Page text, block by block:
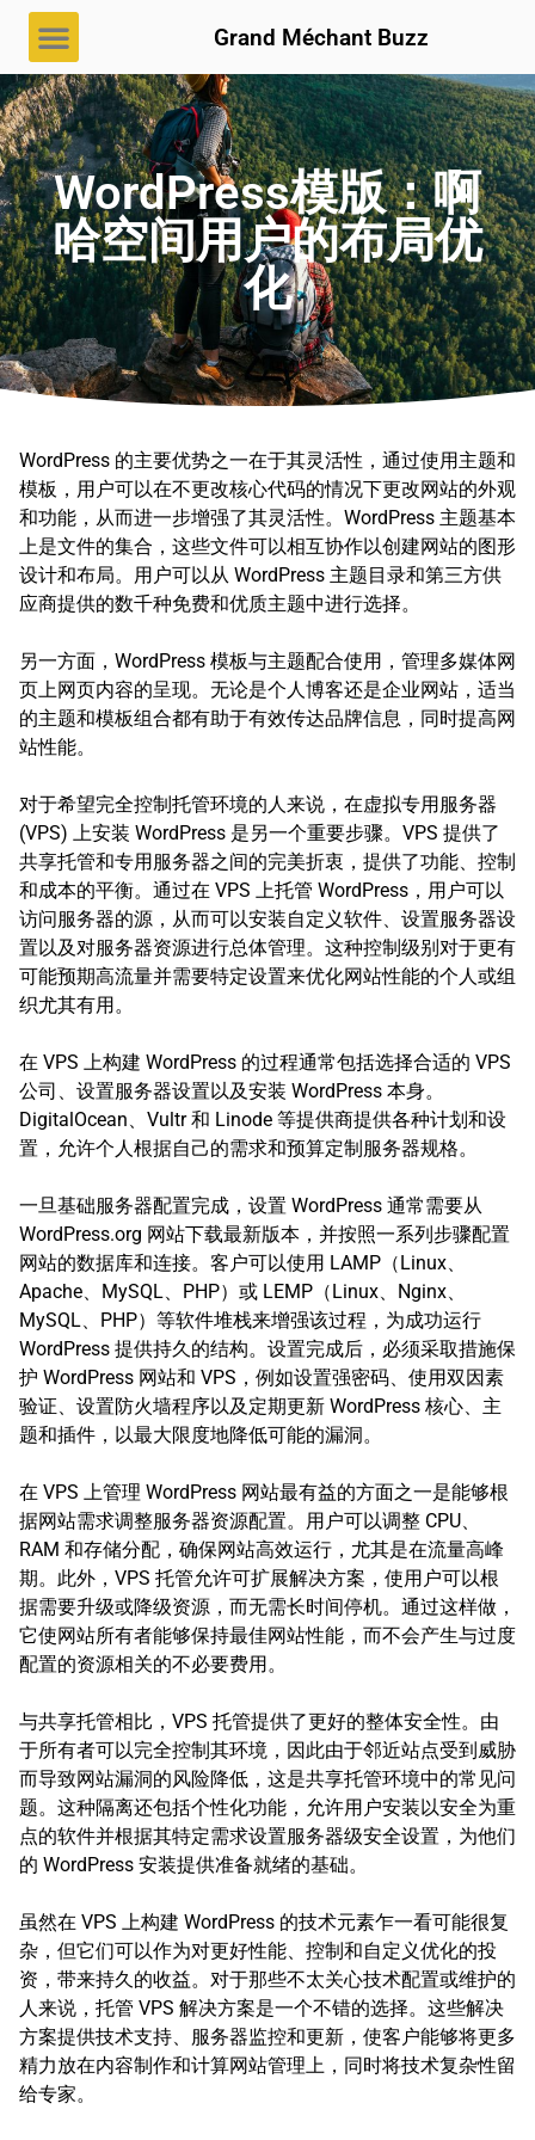
Grand Méchant Buzz
WordPress模版：啊
哈空间用户的布局优
化
WordPress 的主要优势之一在于其灵活性，通过使用主题和
模板，用户可以在不更改核心代码的情况下更改网站的外观
和功能，从而进一步增强了其灵活性。WordPress 主题基本
上是文件的集合，这些文件可以相互协作以创建网站的图形
设计和布局。用户可以从 WordPress 主题目录和第三方供
应商提供的数千种免费和优质主题中进行选择。
另一方面，WordPress 模板与主题配合使用，管理多媒体网
页上网页内容的呈现。无论是个人博客还是企业网站，适当
的主题和模板组合都有助于有效传达品牌信息，同时提高网
站性能。
对于希望完全控制托管环境的人来说，在虚拟专用服务器
(VPS) 上安装 WordPress 是另一个重要步骤。VPS 提供了
共享托管和专用服务器之间的完美折衷，提供了功能、控制
和成本的平衡。通过在 VPS 上托管 WordPress，用户可以
访问服务器的源，从而可以安装自定义软件、设置服务器设
置以及对服务器资源进行总体管理。这种控制级别对于更有
可能预期高流量并需要特定设置来优化网站性能的个人或组
织尤其有用。
在 VPS 上构建 WordPress 的过程通常包括选择合适的 VPS
公司、设置服务器设置以及安装 WordPress 本身。
DigitalOcean、Vultr 和 Linode 等提供商提供各种计划和设
置，允许个人根据自己的需求和预算定制服务器规格。
一旦基础服务器配置完成，设置 WordPress 通常需要从
WordPress.org 网站下载最新版本，并按照一系列步骤配置
网站的数据库和连接。客户可以使用 LAMP（Linux、
Apache、MySQL、PHP）或 LEMP（Linux、Nginx、
MySQL、PHP）等软件堆栈来增强该过程，为成功运行
WordPress 提供持久的结构。设置完成后，必须采取措施保
护 WordPress 网站和 VPS，例如设置强密码、使用双因素
验证、设置防火墙程序以及定期更新 WordPress 核心、主
题和插件，以最大限度地降低可能的漏洞。
在 VPS 上管理 WordPress 网站最有益的方面之一是能够根
据网站需求调整服务器资源配置。用户可以调整 CPU、
RAM 和存储分配，确保网站高效运行，尤其是在流量高峰
期。此外，VPS 托管允许可扩展解决方案，使用户可以根
据需要升级或降级资源，而无需长时间停机。通过这样做，
它使网站所有者能够保持最佳网站性能，而不会产生与过度
配置的资源相关的不必要费用。
与共享托管相比，VPS 托管提供了更好的整体安全性。由
于所有者可以完全控制其环境，因此由于邻近站点受到威胁
而导致网站漏洞的风险降低，这是共享托管环境中的常见问
题。这种隔离还包括个性化功能，允许用户安装以安全为重
点的软件并根据其特定需求设置服务器级安全设置，为他们
的 WordPress 安装提供准备就绪的基础。
虽然在 VPS 上构建 WordPress 的技术元素乍一看可能很复
杂，但它们可以作为对更好性能、控制和自定义优化的投
资，带来持久的收益。对于那些不太关心技术配置或维护的
人来说，托管 VPS 解决方案是一个不错的选择。这些解决
方案提供技术支持、服务器监控和更新，使客户能够将更多
精力放在内容制作和计算网站管理上，同时将技术复杂性留
给专家。